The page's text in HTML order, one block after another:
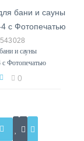
543028
и сауны
с Фотопечатью
0